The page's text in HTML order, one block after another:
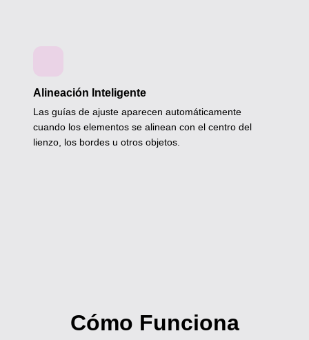
Alineación Inteligente
Las guías de ajuste aparecen automáticamente
cuando los elementos se alinean con el centro del
lienzo, los bordes u otros objetos.
Cómo Funciona